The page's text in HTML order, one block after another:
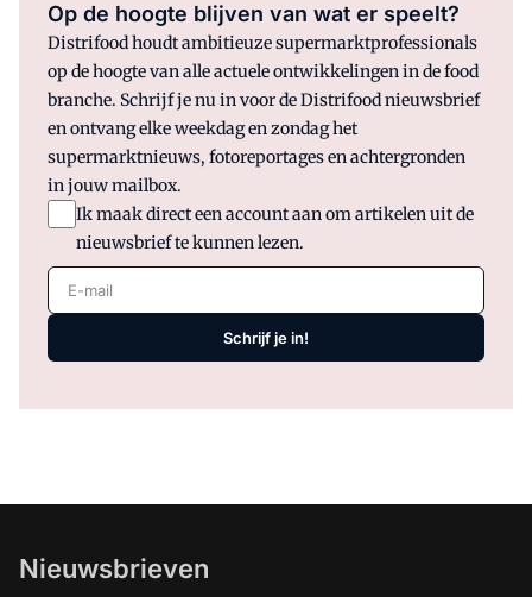
Op de hoogte blijven van wat er speelt?
Distrifood houdt ambitieuze supermarktprofessionals
op de hoogte van alle actuele ontwikkelingen in de food
branche. Schrijf je nu in voor de Distrifood nieuwsbrief
en ontvang elke weekdag en zondag het
supermarktnieuws, fotoreportages en achtergronden
in jouw mailbox.
Ik maak direct een account aan om artikelen uit de
nieuwsbrief te kunnen lezen.
E-mail
Schrijf je in!
Nieuwsbrieven